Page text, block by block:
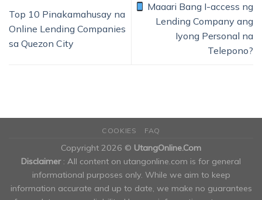
Top 10 Pinakamahusay na
Online Lending Companies
sa Quezon City
Maaari Bang I-access ng
Lending Company ang
Iyong Personal na
Telepono?
COOKIES FAQ
Copyright 2026 © UtangOnline.Com
Disclaimer : All content on utangonline.com is for general
informational purposes only. While we aim to keep
information accurate and up to date, we make no guarantees